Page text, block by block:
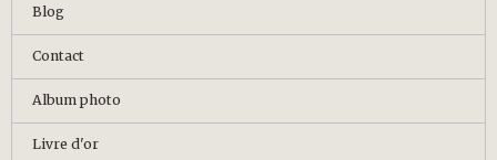
Blog
Contact
Album photo
Livre d'or